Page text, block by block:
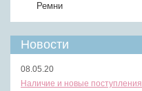
Ремни
Новости
08.05.20
Наличие и новые поступления